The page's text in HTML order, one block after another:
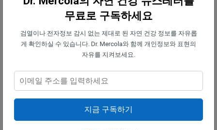
나라는 점에 큰 우려를 가지고 있습니다."
타지 않는 정도의 햇빛 노출은 '건강에 유익
햇빛 노출의 건강 위험은 화상을 입는 것, 즉 과다 노
출에서 비롯됩니다. 사우스캐롤라이나 의과대학
(Medical University of South Carolina)과 네덜란드
라이덴 대학 메디컬 센터(Leiden University Medical
무료로 구독하세요
검열이나 전자정보 감시 없는 제대로 된 자연 건강 정보를 자유롭
게 확인하실 수 있습니다. Dr. Mercola와 함께 개인정보와 표현의
자유를 지켜보세요.
지금 구독하기